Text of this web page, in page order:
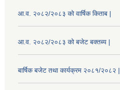
आ.व. २०८२/२०८३ को वार्षिक किताब |
आ.व. २०८२/२०८३ को बजेट बक्तब्य |
बार्षिक बजेट तथा कार्यक्रम २०८१/२०८२ |